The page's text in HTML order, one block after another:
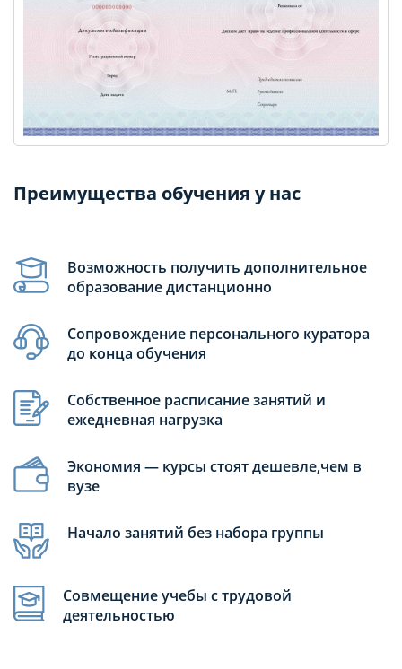
Преимущества обучения у нас
Возможность получить дополнительное
образование дистанционно
Сопровождение персонального куратора
до конца обучения
Собственное расписание занятий и
ежедневная нагрузка
Экономия — курсы стоят дешевле,чем в
вузе
Начало занятий без набора группы
Совмещение учебы с трудовой
деятельностью